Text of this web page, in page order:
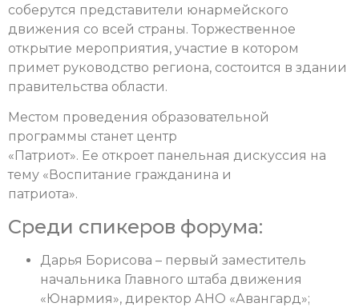
соберутся представители юнармейского
движения со всей страны. Торжественное
открытие мероприятия, участие в котором
примет руководство региона, состоится в здании
правительства области.
Местом проведения образовательной
программы станет центр
«Патриот». Ее откроет панельная дискуссия на
тему «Воспитание гражданина и
патриота».
Среди спикеров форума:
Дарья Борисова – первый заместитель
начальника Главного штаба движения
«Юнармия», директор АНО «Авангард»;